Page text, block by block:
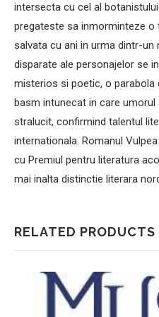
intersecta cu cel al
pregateste sa inmorminteze o
salvata cu ani in urma dintr-un
disparate ale personajelor se
misterios si poetic, o parabola
basm intunecat in care
stralucit, confirmind talentul
internationala. Romanul
cu Premiul pentru literatura
mai inalta distinctie literara
RELATED PRODUCTS